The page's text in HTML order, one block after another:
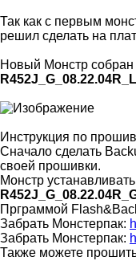
Так как с первым
решил сделать на
Новый Монстр собран
Инструкция по
Сначало сделать
своей прошивки.
Монстр
Прграммой
Забрать Монстерпак:
Забрать Монстерпак:
Также можете